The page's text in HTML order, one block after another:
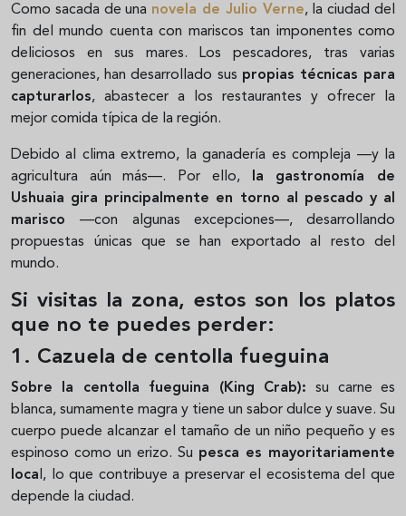
Como sacada de una novela de Julio Verne, la ciudad del
fin del mundo cuenta con mariscos tan imponentes como
deliciosos en sus mares. Los pescadores, tras varias
generaciones, han desarrollado sus propias técnicas para
capturarlos, abastecer a los restaurantes y ofrecer la
mejor comida típica de la región.
Debido al clima extremo, la ganadería es compleja —y la
agricultura aún más—. Por ello, la gastronomía de
Ushuaia gira principalmente en torno al pescado y al
marisco—con algunas excepciones—, desarrollando
propuestas únicas que se han exportado al resto del
mundo.
Si visitas la zona, estos son los platos
que no te puedes perder:
1. Cazuela de centolla fueguina
Sobre la centolla fueguina (King Crab):su carne es
blanca, sumamente magra y tiene un sabor dulce y suave. Su
cuerpo puede alcanzar el tamaño de un niño pequeño y es
espinoso como un erizo. Su pesca es mayoritariamente
local, lo que contribuye a preservar el ecosistema del que
depende la ciudad.